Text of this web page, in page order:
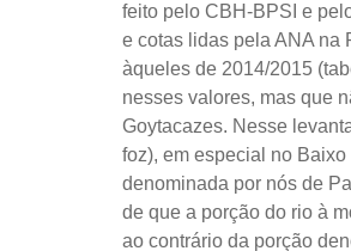
feito pelo CBH-BPSI e
e cotas lidas pela ANA na
àqueles de 2014/2015
nesses valores, mas que
Goytacazes. Nesse
foz), em especial no
denominada por nós de
de que a porção do rio à
ao contrário da porção